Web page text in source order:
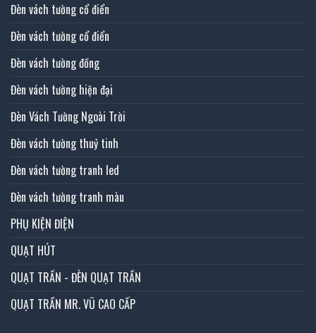
Đèn vách tường cổ điển
Đèn vách tường cổ điển
Đèn vách tường đồng
Đèn vách tường hiện đại
Đèn Vách Tường Ngoài Trời
Đèn vách tường thuỷ tinh
Đèn vách tường tranh led
Đèn vách tường tranh màu
PHỤ KIỆN ĐIỆN
QUẠT HÚT
QUẠT TRẦN - ĐÈN QUẠT TRẦN
QUẠT TRẦN MR. VŨ CAO CẤP